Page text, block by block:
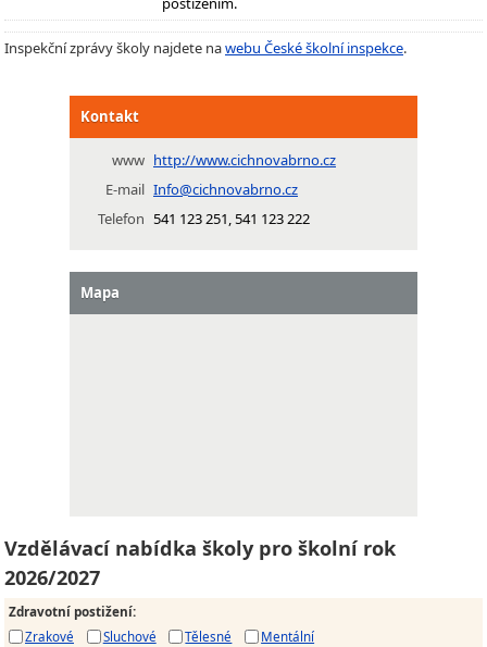
Inspekční zprávy školy najdete nawebu České školní inspekce.
Kontakt
www http://www.cichnovabrno.cz
E-mail Info@cichnovabrno.cz
Telefon 541 123 251, 541 123 222
Mapa
Vzdělávací nabídka školy pro školní rok
2026/2027
Zdravotní postižení:
Zrakové
Sluchové Tělesné
Mentální